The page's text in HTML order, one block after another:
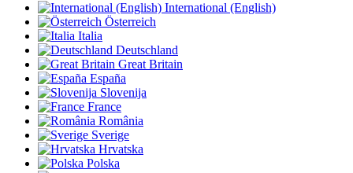
International (English)
Österreich
Italia
Deutschland
Great Britain
España
Slovenija
France
România
Sverige
Hrvatska
Polska